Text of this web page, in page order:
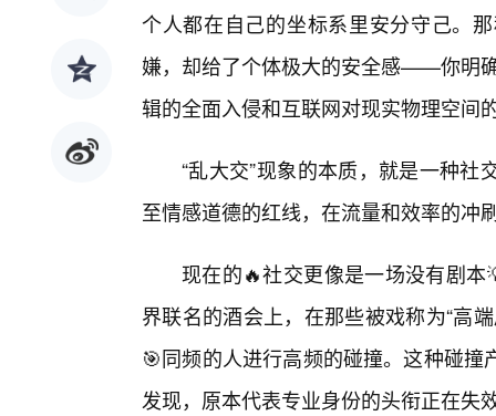
个人都在自己的坐标系里安分守己。
嫌，却给了个体极大的安全感——你明
辑的全面入侵和互联网对现实物理空间
“乱大交”现象的本质，就是一种
至情感道德的红线，在流量和效率的冲
现在的🔥社交更像是一场没有剧本
界联名的酒会上，在那些被戏称为“高
🎯同频的人进行高频的碰撞。这种碰
发现，原本代表专业身份的头衔正在失